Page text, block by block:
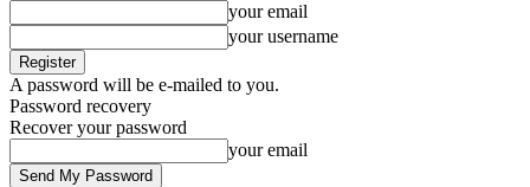
your email
your username
A password will be e-mailed to you.
Password recovery
Recover your password
your email